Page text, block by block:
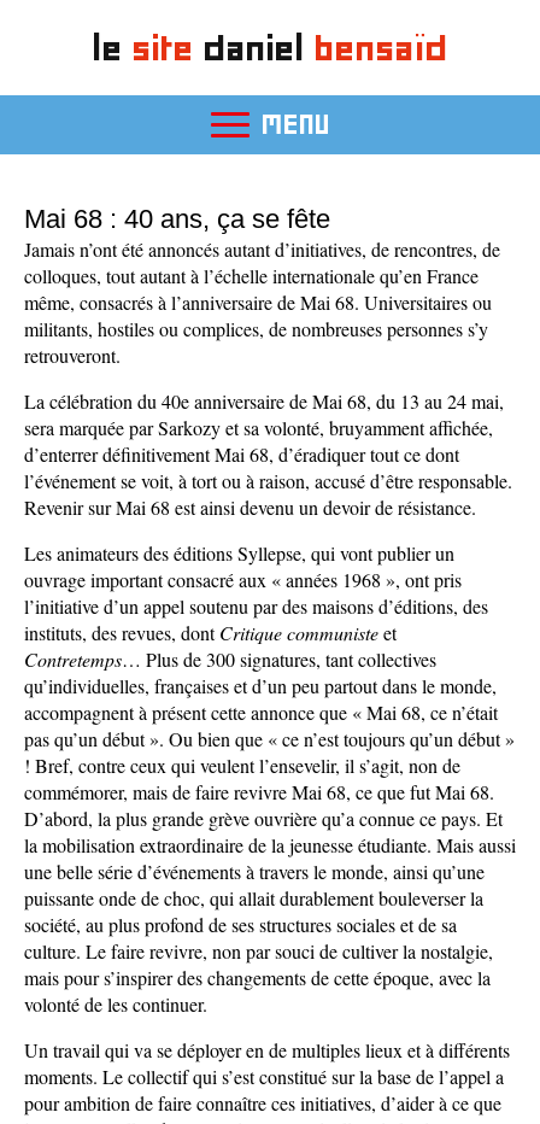
le site daniel bensaïd
MENU
Mai 68 : 40 ans, ça se fête
Jamais n’ont été annoncés autant d’initiatives, de rencontres, de
colloques, tout autant à l’échelle internationale qu’en France
même, consacrés à l’anniversaire de Mai 68. Universitaires ou
militants, hostiles ou complices, de nombreuses personnes s’y
retrouveront.
La célébration du 40e anniversaire de Mai 68, du 13 au 24 mai,
sera marquée par Sarkozy et sa volonté, bruyamment affichée,
d’enterrer définitivement Mai 68, d’éradiquer tout ce dont
l’événement se voit, à tort ou à raison, accusé d’être responsable.
Revenir sur Mai 68 est ainsi devenu un devoir de résistance.
Les animateurs des éditions Syllepse, qui vont publier un
ouvrage important consacré aux « années 1968 », ont pris
l’initiative d’un appel soutenu par des maisons d’éditions, des
instituts, des revues, dontCritique communisteet
Contretemps… Plus de 300 signatures, tant collectives
qu’individuelles, françaises et d’un peu partout dans le monde,
accompagnent à présent cette annonce que « Mai 68, ce n’était
pas qu’un début ». Ou bien que « ce n’est toujours qu’un début »
! Bref, contre ceux qui veulent l’ensevelir, il s’agit, non de
commémorer, mais de faire revivre Mai 68, ce que fut Mai 68.
D’abord, la plus grande grève ouvrière qu’a connue ce pays. Et
la mobilisation extraordinaire de la jeunesse étudiante. Mais aussi
une belle série d’événements à travers le monde, ainsi qu’une
puissante onde de choc, qui allait durablement bouleverser la
société, au plus profond de ses structures sociales et de sa
culture. Le faire revivre, non par souci de cultiver la nostalgie,
mais pour s’inspirer des changements de cette époque, avec la
volonté de les continuer.
Un travail qui va se déployer en de multiples lieux et à différents
moments. Le collectif qui s’est constitué sur la base de l’appel a
pour ambition de faire connaître ces initiatives, d’aider à ce que